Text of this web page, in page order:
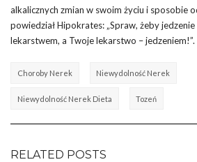
alkalicznych zmian w swoim życiu i sposobie
powiedział Hipokrates: „Spraw, żeby
lekarstwem, a Twoje lekarstwo – jedzeniem!”.
Choroby Nerek Niewydolność Nerek
Niewydolność Nerek Dieta Tozeń
RELATED POSTS